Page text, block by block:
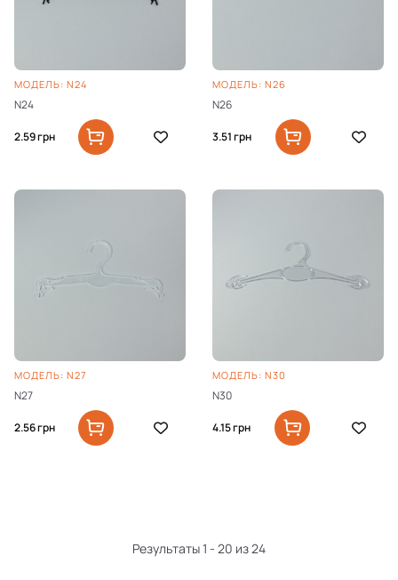
МОДЕЛЬ: N24
N24
2.59грн
МОДЕЛЬ: N26
N26
3.51грн
МОДЕЛЬ: N27
N27
2.56грн
МОДЕЛЬ: N30
N30
4.15грн
Результаты 1 - 20 из 24